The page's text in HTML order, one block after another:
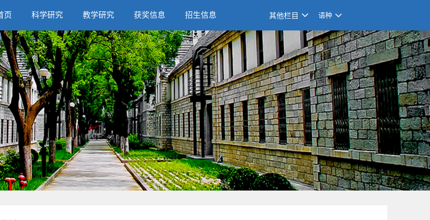
页 科学研究 教学研究 获奖信息 招生信息 其他栏目 语种